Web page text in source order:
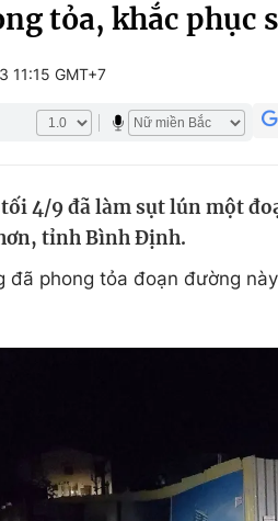
Giáo dục
Học trực
tỏa, khắc phục
11:15 GMT+7
4/9 đã làm sụt lún một
tỉnh Bình Định.
đã phong tỏa đoạn đường